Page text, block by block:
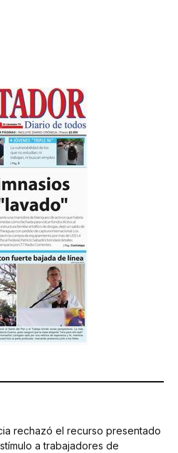
rechazó el recurso presentado
a trabajadores de